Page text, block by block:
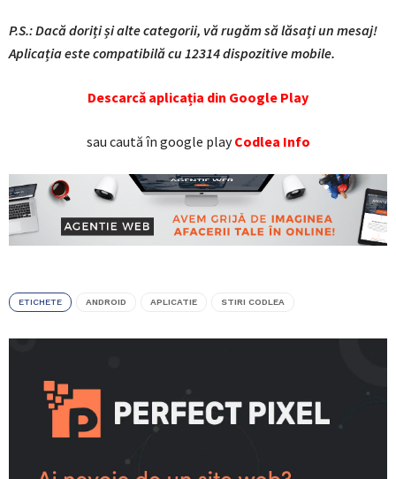
P.S.: Dacă doriți și alte categorii, vă rugăm să lăsați un mesaj!
Aplicația este compatibilă cu 12314 dispozitive mobile.
Descarcă aplicația din Google Play
sau caută în google playCodlea Info
ETICHETE ANDROID APLICATIE STIRI CODLEA